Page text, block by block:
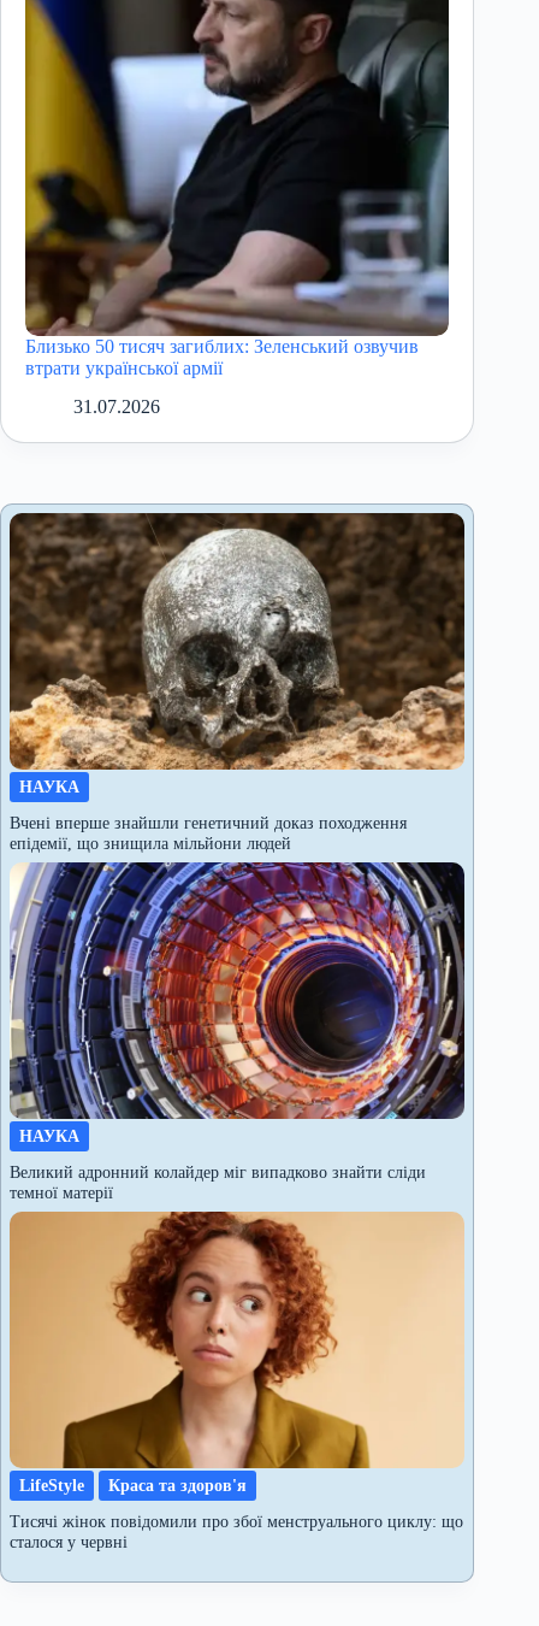
Близько 50 тисяч загиблих: Зеленський озвучив
втрати української армії
31.07.2026
НАУКА
Вчені вперше знайшли генетичний доказ походження
епідемії, що знищила мільйони людей
НАУКА
Великий адронний колайдер міг випадково знайти сліди
темної матерії
LifeStyle
Краса та здоров'я
Тисячі жінок повідомили про збої менструального циклу: що
сталося у червні